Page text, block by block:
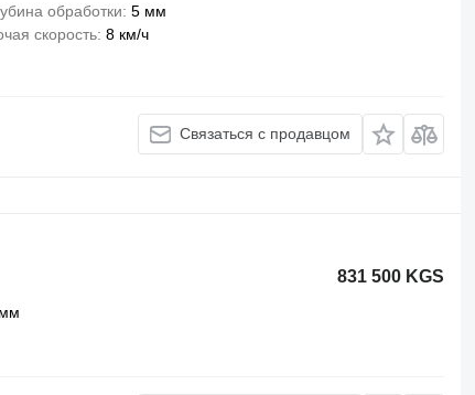
обработки 5 мм
скорость 8 км/ч
Связаться с продавцом
831 500 KGS